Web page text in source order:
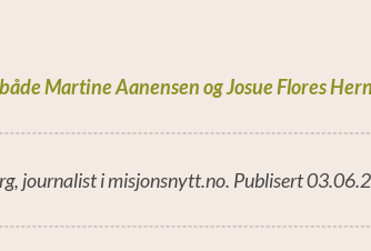
Martine Aanensen og Josue Flores
journalist i misjonsnytt.no. Publisert